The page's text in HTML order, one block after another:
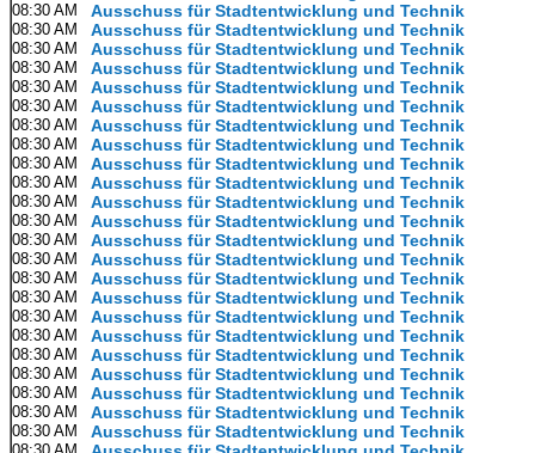
08:30 AM Ausschuss für Stadtentwicklung und Technik
08:30 AM Ausschuss für Stadtentwicklung und Technik
08:30 AM Ausschuss für Stadtentwicklung und Technik
08:30 AM Ausschuss für Stadtentwicklung und Technik
08:30 AM Ausschuss für Stadtentwicklung und Technik
08:30 AM Ausschuss für Stadtentwicklung und Technik
08:30 AM Ausschuss für Stadtentwicklung und Technik
08:30 AM Ausschuss für Stadtentwicklung und Technik
08:30 AM Ausschuss für Stadtentwicklung und Technik
08:30 AM Ausschuss für Stadtentwicklung und Technik
08:30 AM Ausschuss für Stadtentwicklung und Technik
08:30 AM Ausschuss für Stadtentwicklung und Technik
08:30 AM Ausschuss für Stadtentwicklung und Technik
08:30 AM Ausschuss für Stadtentwicklung und Technik
08:30 AM Ausschuss für Stadtentwicklung und Technik
08:30 AM Ausschuss für Stadtentwicklung und Technik
08:30 AM Ausschuss für Stadtentwicklung und Technik
08:30 AM Ausschuss für Stadtentwicklung und Technik
08:30 AM Ausschuss für Stadtentwicklung und Technik
08:30 AM Ausschuss für Stadtentwicklung und Technik
08:30 AM Ausschuss für Stadtentwicklung und Technik
08:30 AM Ausschuss für Stadtentwicklung und Technik
08:30 AM Ausschuss für Stadtentwicklung und Technik